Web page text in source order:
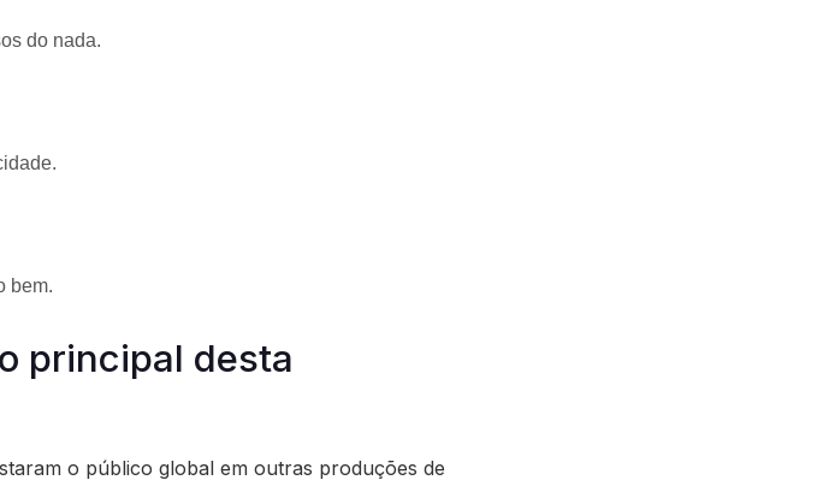
do nada.
bem.
principal desta
o público global em outras produções de